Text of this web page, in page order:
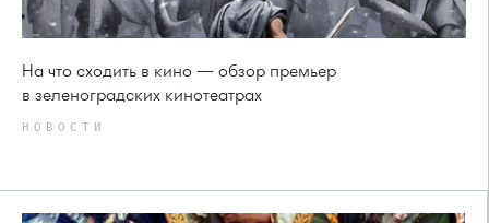
На что сходить в кино — обзор премьер
в зеленоградских кинотеатрах
НОВОСТИ